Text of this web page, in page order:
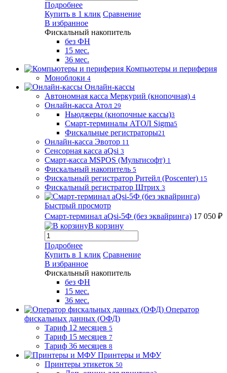
Подробнее
Купить в 1 клик Сравнение
В избранное
Фискальный накопитель
без ФН
15 мес.
36 мес.
Компьютеры и периферия
Моноблоки 4
Онлайн-кассы
Автономная касса Меркурий (кнопочная) 4
Онлайн-касса Атол 29
Ньюджеры (кнопочные кассы)3
Смарт-терминалы АТОЛ Sigma5
Фискальные регистраторы21
Онлайн-касса Эвотор 11
Сенсорная касса aQsi 3
Смарт-касса MSPOS (Мультисофт) 1
Фискальный накопитель 5
Фискальный регистратор Ритейл (Poscenter) 15
Фискальный регистратор Штрих 3
Быстрый просмотр
Смарт-терминал aQsi-5Ф (без эквайринга) 17 050 ₽
В корзину
Подробнее
Купить в 1 клик Сравнение
В избранное
Фискальный накопитель
без ФН
15 мес.
36 мес.
Оператор
фискальных данных (ОФД)
Тариф 12 месяцев 5
Тариф 15 месяцев 7
Тариф 36 месяцев 8
Принтеры и МФУ
Принтеры этикеток 50